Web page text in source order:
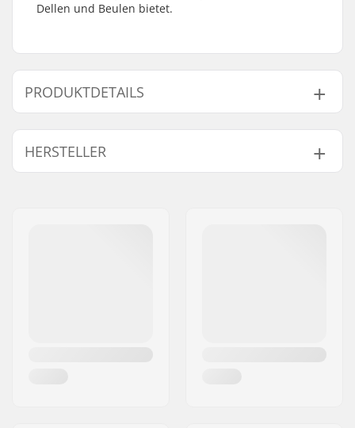
Dellen und Beulen bietet.
PRODUKTDETAILS
Achsen-Durchmesser:
14mm
Driver-Seite:
Gewicht:
96g
HERSTELLER